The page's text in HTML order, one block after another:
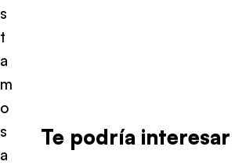
s
t
a
m
o
s
a
Te podría interesar